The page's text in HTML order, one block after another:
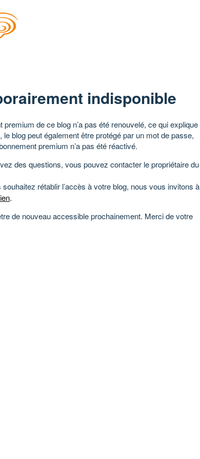
indisponible
premium de ce blog n’a pas été renouvelé, ce qui explique
blog peut également être protégé par un mot de passe,
premium n’a pas été réactivé.
des questions, vous pouvez contacter le propriétaire du
souhaitez rétablir l’accès à votre blog, nous vous invitons à
.
de nouveau accessible prochainement. Merci de votre